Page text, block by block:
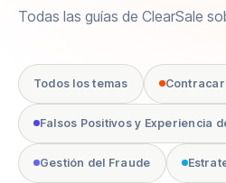
Todas las guías de ClearSale
Todos los temas
Falsos Positivos y Experiencia
Gestión del Fraude